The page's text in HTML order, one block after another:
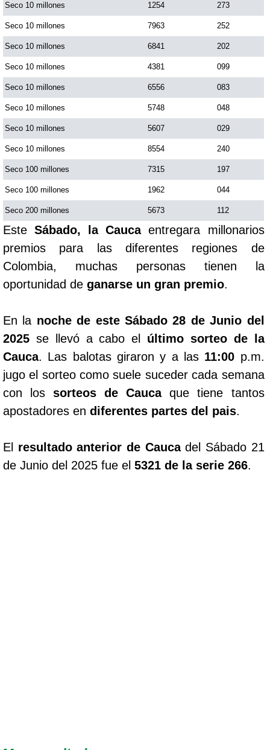
Seco 10 millones 1254 273
Seco 10 millones 7963 252
Seco 10 millones 6841 202
Seco 10 millones 4381 099
Seco 10 millones 6556 083
Seco 10 millones 5748 048
Seco 10 millones 5607 029
Seco 10 millones 8554 240
Seco 100 millones 7315 197
Seco 100 millones 1962 044
Seco 200 millones 5673 112
EsteSábado, la Caucaentregara millonarios
premios para las diferentes regiones de
Colombia, muchas personas tienen la
oportunidad de ganarse un gran premio.
En la noche de este Sábado 28 de Junio del
2025 se llevó a cabo el último sorteo de la
Cauca. Las balotas giraron y a las 11:00 p.m.
jugo el sorteo como suele suceder cada semana
con lossorteos de Caucaque tiene tantos
apostadores en diferentes partes del pais.
El resultado anterior de Caucadel Sábado 21
de Junio del 2025 fue el 5321 de la serie 266.